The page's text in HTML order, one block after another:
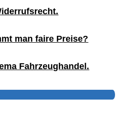
man faire Preise?
Fahrzeughandel.